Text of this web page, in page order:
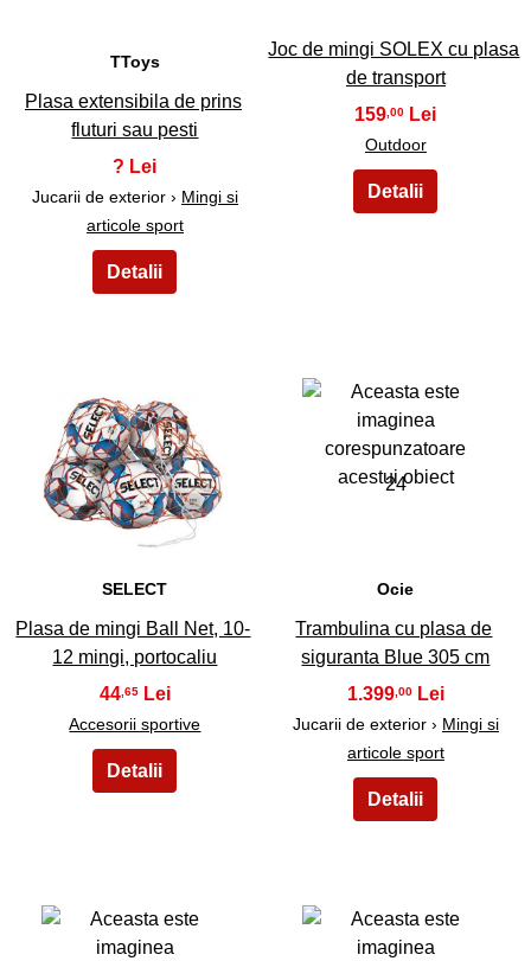
TToys
Plasa extensibila de prins
fluturi sau pesti
?
Jucarii de exterior › Mingi si
articole sport
Joc de mingi SOLEX cu plasa
de transport
159 ,00
Outdoor
23
SELECT
Plasa de mingi Ball Net, 10-
12 mingi, portocaliu
44 ,65
Accesorii sportive
24
Ocie
Trambulina cu plasa de
siguranta Blue 305 cm
1.399,00
Jucarii de exterior › Mingi si
articole sport